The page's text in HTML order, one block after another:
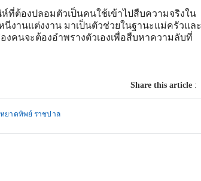
ที่ต้องปลอมตัวเป็นคนใช้เข้าไปสืบความจริงใน
านแต่งงาน มาเป็นตัวช่วยในฐานะแม่ครัวและ
คนจะต้องอำพรางตัวเองเพื่อสืบหาความลับที่
Share this article:
หยาดทิพย์ ราชปาล